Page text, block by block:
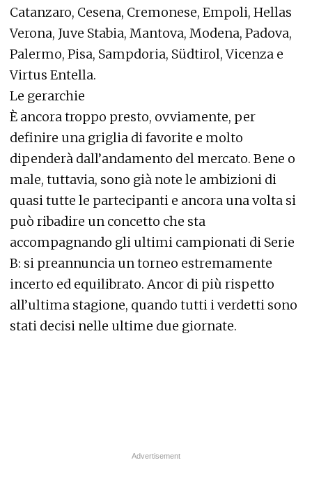
Catanzaro, Cesena, Cremonese, Empoli, Hellas
Verona, Juve Stabia, Mantova, Modena, Padova,
Palermo, Pisa, Sampdoria, Südtirol, Vicenza e
Virtus Entella.
Le gerarchie
È ancora troppo presto, ovviamente, per
definire una griglia di favorite e molto
dipenderà dall’andamento del mercato. Bene o
male, tuttavia, sono già note le ambizioni di
quasi tutte le partecipanti e ancora una volta si
può ribadire un concetto che sta
accompagnando gli ultimi campionati di Serie
B: si preannuncia un torneo estremamente
incerto ed equilibrato. Ancor di più rispetto
all’ultima stagione, quando tutti i verdetti sono
stati decisi nelle ultime due giornate.